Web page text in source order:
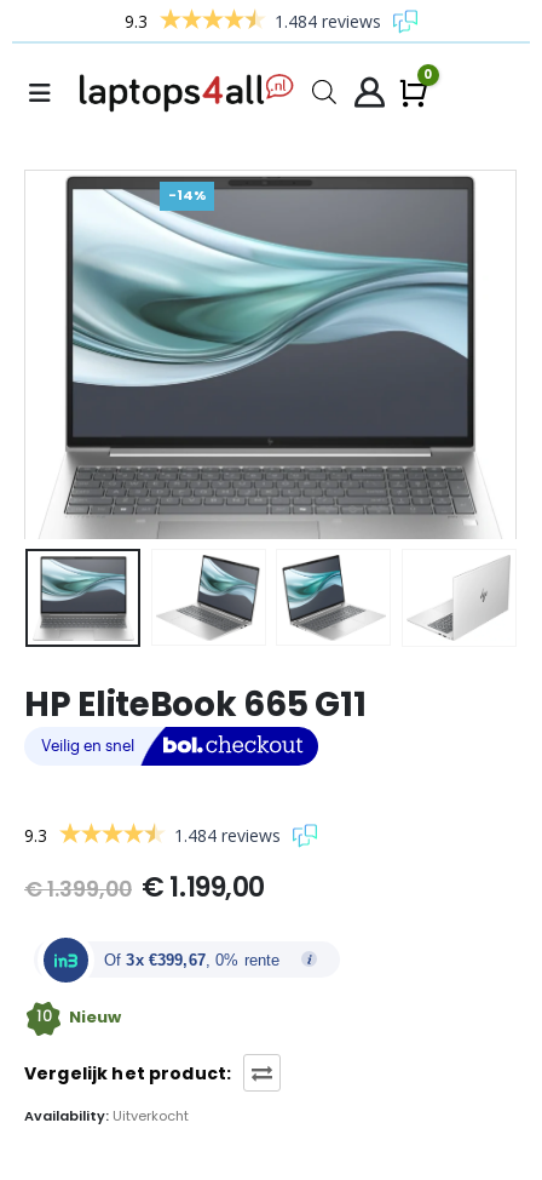
9.3 1.484 reviews
0
-14%
HP EliteBook 665 G11
9.3 1.484 reviews
€1.399,00 Oorspronkelijke
€ 1.399,00.
€1.199,00Huidige
€ 1.199,00.
Of3x €399,67, 0% rente
10 Nieuw
Vergelijk het product:
Availability: Uitverkocht